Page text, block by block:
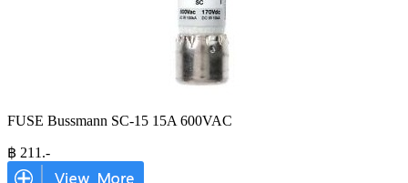
FUSE Bussmann SC-15 15A 600VAC
฿ 211 .-